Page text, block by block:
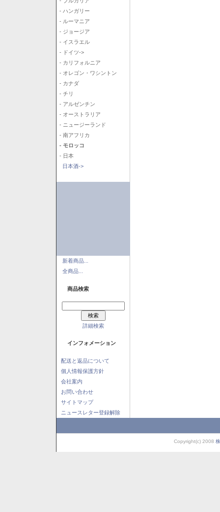
- ハンガリー
- ルーマニア
- ジョージア
- イスラエル
- ドイツ->
- カリフォルニア
- オレゴン・ワシントン
- カナダ
- チリ
- アルゼンチン
- オーストラリア
- ニュージーランド
- 南アフリカ
- モロッコ
- 日本
日本酒->
新着商品...
全商品...
商品検索
詳細検索
インフォメーション
配送と返品について
個人情報保護方針
会社案内
お問い合わせ
サイトマップ
ニュースレター登録解除
Copyright(c) 2008